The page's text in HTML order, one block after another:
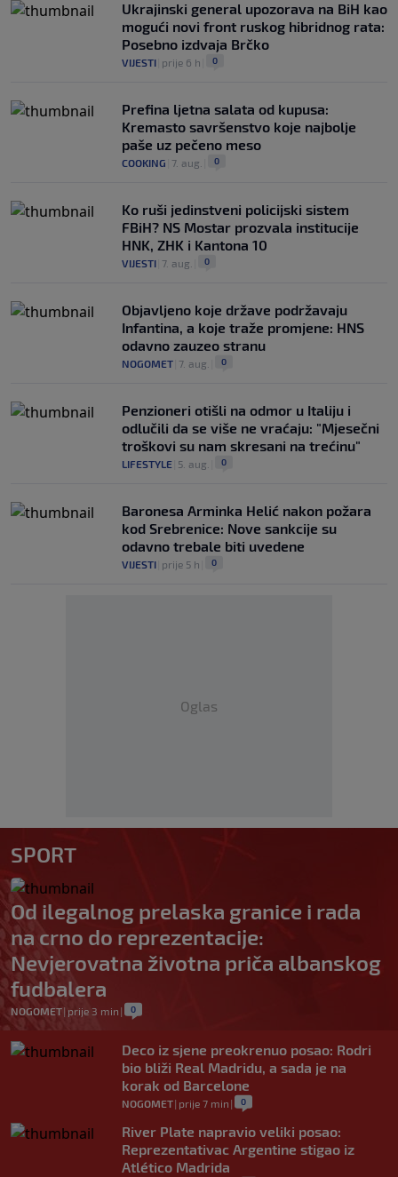
Ukrajinski general upozorava na BiH kao
mogući novi front ruskog hibridnog rata:
Posebno izdvaja Brčko
VIJESTI prije 6 h 0
Prefina ljetna salata od kupusa:
Kremasto savršenstvo koje najbolje
paše uz pečeno meso
COOKING 7. aug. 0
Ko ruši jedinstveni policijski sistem
FBiH? NS Mostar prozvala institucije
HNK, ZHK i Kantona 10
VIJESTI 7. aug. 0
Objavljeno koje države podržavaju
Infantina, a koje traže promjene: HNS
odavno zauzeo stranu
NOGOMET 7. aug. 0
Penzioneri otišli na odmor u Italiju i
odlučili da se više ne vraćaju: "Mjesečni
troškovi su nam skresani na trećinu"
LIFESTYLE 5. aug. 0
Baronesa Arminka Helić nakon požara
kod Srebrenice: Nove sankcije su
odavno trebale biti uvedene
VIJESTI prije 5 h 0
Oglas
SPORT
Od ilegalnog prelaska granice i rada
na crno do reprezentacije:
Nevjerovatna životna priča albanskog
fudbalera
NOGOMET| prije 3 min | 0
Deco iz sjene preokrenuo posao: Rodri
bio bliži Real Madridu, a sada je na
korak od Barcelone
NOGOMET| prije 7 min | 0
River Plate napravio veliki posao:
Reprezentativac Argentine stigao iz
Atlético Madrida